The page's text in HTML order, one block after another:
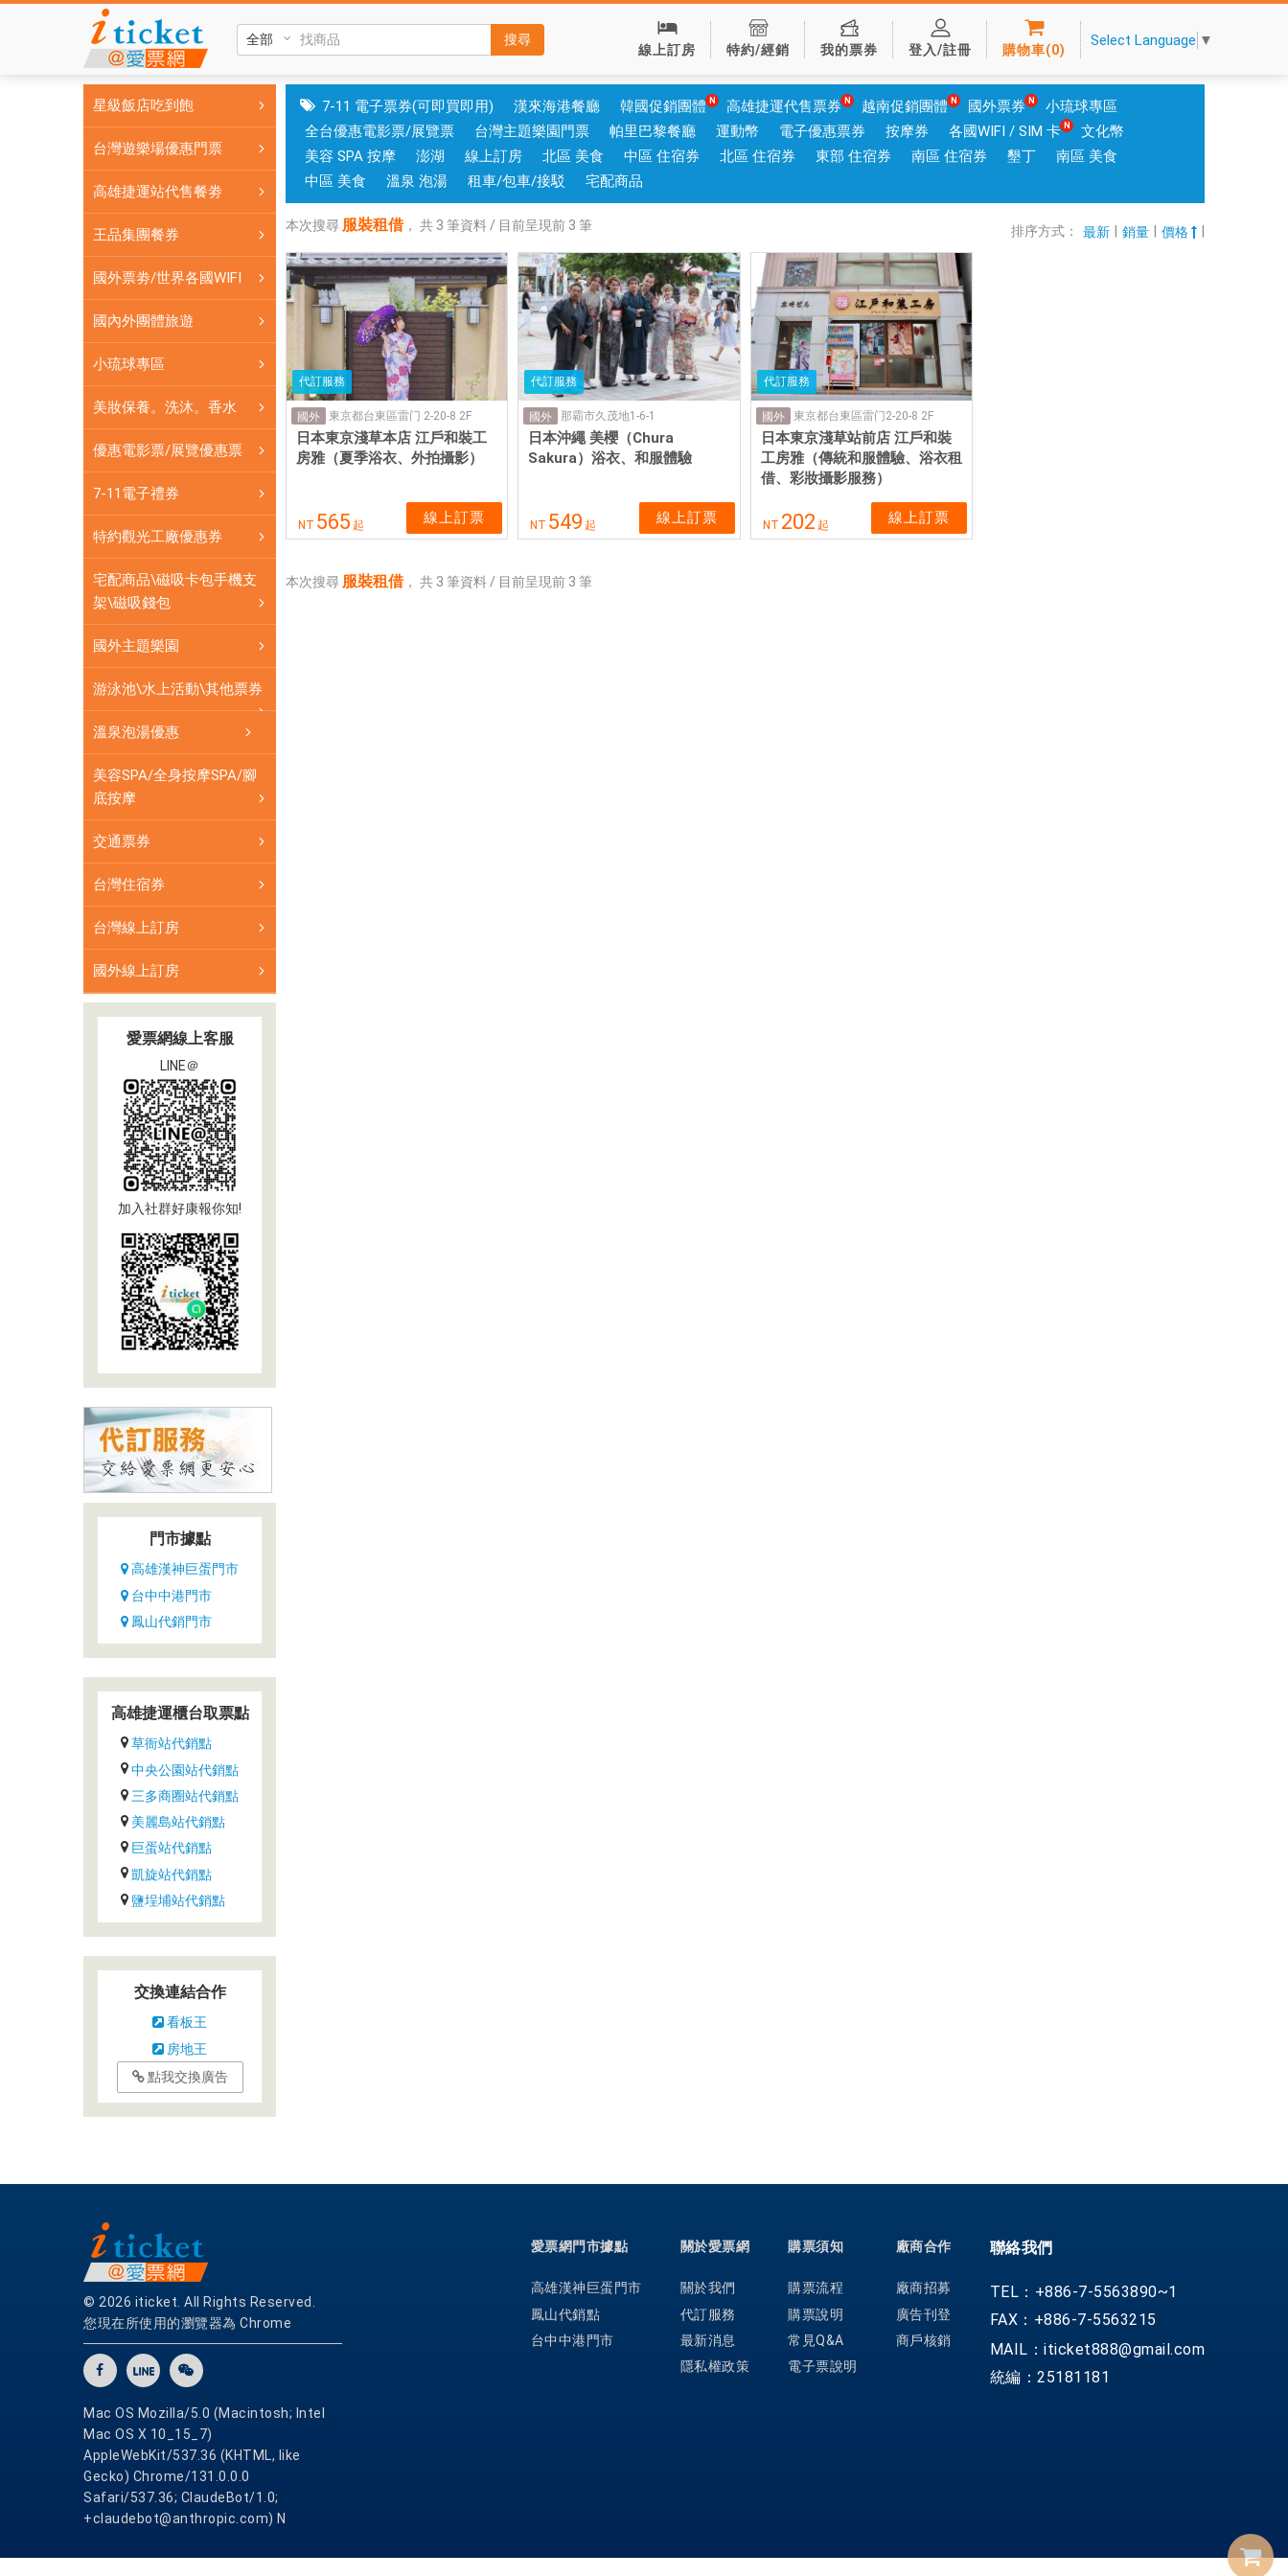
借|
卡
門
市
銷；
銷
各
實
體
網
卡
買
即
用
搜尋
線上訂房 特約/經銷 我的票券 登入/註冊 購物車(0)
Select Language ▼
星級飯店吃到飽
台灣遊樂場優惠門票
高雄捷運站代售餐劵
王品集團餐券
國外票劵/世界各國WIFI
國內外團體旅遊
小琉球專區
美妝保養。洗沐。香水
優惠電影票/展覽優惠票
7-11電子禮券
特約觀光工廠優惠券
宅配商品\磁吸卡包手機支
架\磁吸錢包
國外主題樂園
游泳池\水上活動\其他票券
溫泉泡湯優惠
美容SPA/全身按摩SPA/腳
底按摩
交通票券
台灣住宿券
台灣線上訂房
國外線上訂房
愛票網線上客服
LINE＠
加入社群好康報你知!
門市據點
高雄漢神巨蛋門市
台中中港門市
鳳山代銷門市
高雄捷運櫃台取票點
草衙站代銷點
中央公園站代銷點
三多商圈站代銷點
美麗島站代銷點
巨蛋站代銷點
凱旋站代銷點
鹽埕埔站代銷點
交換連結合作
看板王
房地王
點我交換廣告
7-11 電子票券(可即買即用) 漢來海港餐廳 韓國促銷團體 高雄捷運代售票券 越南促銷團體 國外票券
小琉球專區
全台優惠電影票/展覽票
台灣主題樂園門票 帕里巴黎餐廳 運動幣 電子優惠票券 按摩券 各國WIFI / SIM 卡
文化幣
美容 SPA 按摩
澎湖 線上訂房 北區 美食 中區 住宿券 北區 住宿券 東部 住宿券 南區 住宿券 墾丁
南區 美食
中區 美食
溫泉 泡湯 租車/包車/接駁 宅配商品
本次搜尋 服裝租借， 共 3 筆資料 / 目前呈現前 3 筆 排序方式： 最新 銷量 價格
代訂服務
國外 東京都台東區雷门 2-20-8 2F
日本東京淺草本店 江戶和裝工
房雅（夏季浴衣、外拍攝影）
NT 565 起 線上訂票
代訂服務
國外 那霸市久茂地1-6-1
日本沖繩 美櫻（Chura
Sakura）浴衣、和服體驗
NT 549 起 線上訂票
代訂服務
國外 東京都台東區雷门2-20-8 2F
日本東京淺草站前店 江戶和裝
工房雅（傳統和服體驗、浴衣租
借、彩妝攝影服務）
NT 202 起 線上訂票
本次搜尋 服裝租借， 共 3 筆資料 / 目前呈現前 3 筆
© 2026 iticket. All Rights Reserved.
您現在所使用的瀏覽器為 Chrome
Mac OS Mozilla/5.0 (Macintosh; Intel
Mac OS X 10_15_7)
AppleWebKit/537.36 (KHTML, like
Gecko) Chrome/131.0.0.0
Safari/537.36; ClaudeBot/1.0;
+claudebot@anthropic.com) N
聯絡我們
TEL：+886-7-5563890~1
FAX：+886-7-5563215
MAIL：iticket888@gmail.com
統編：25181181
廠商合作
廠商招募
廣告刊登
商戶核銷
購票須知
購票流程
購票說明
常見Q&A
電子票說明
關於愛票網
關於我們
代訂服務
最新消息
隱私權政策
愛票網門市據點
高雄漢神巨蛋門市
鳳山代銷點
台中中港門市